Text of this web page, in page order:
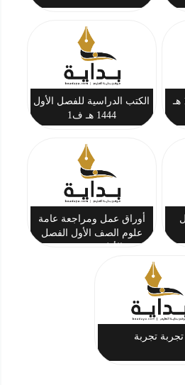
الكتب الدراسية للفصل الأول
1444 هـ ف1
أوراق عمل ومراجعة عامة
علوم الصف الأول الفصل
تجربة تجربة